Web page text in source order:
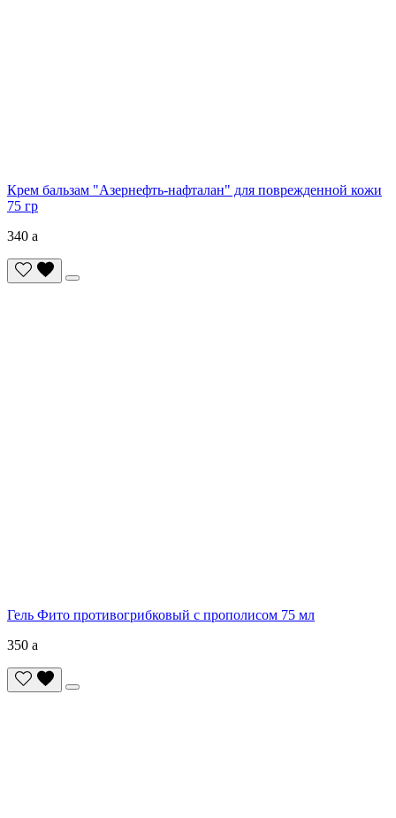
Крем бальзам "Азернефть-нафталан" для поврежденной кожи
75 гр
340 a
Гель Фито противогрибковый с прополисом 75 мл
350 a